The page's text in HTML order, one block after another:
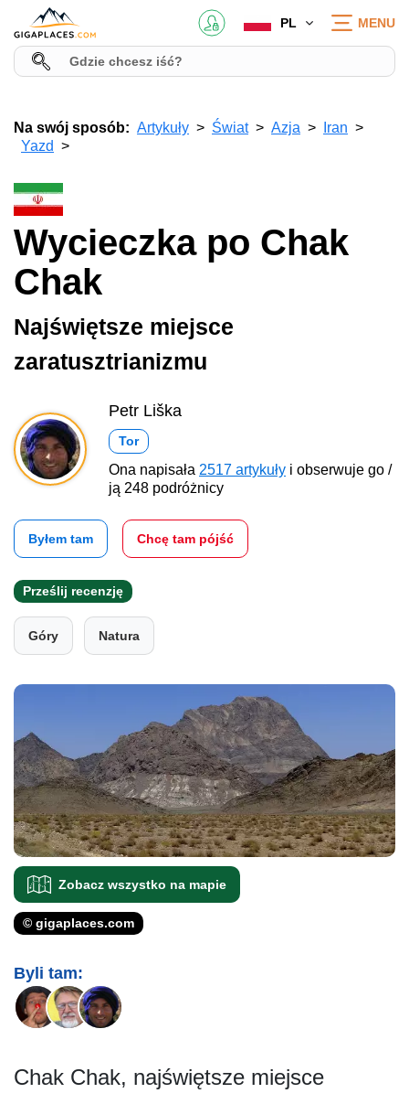
PL MENU
Na swój sposób: Artykuły Świat Azja
Iran
Yazd
Wycieczka po Chak
Chak
Najświętsze miejsce
zaratusztrianizmu
Petr Liška
Tor
Ona napisała 2517 artykuły i obserwuje go /
ją 248 podróżnicy
Byłem tam Chcę tam pójść
Prześlij recenzję
Góry Natura
Zobacz wszystko na mapie
© gigaplaces.com
Byli tam:
Chak Chak, najświętsze miejsce